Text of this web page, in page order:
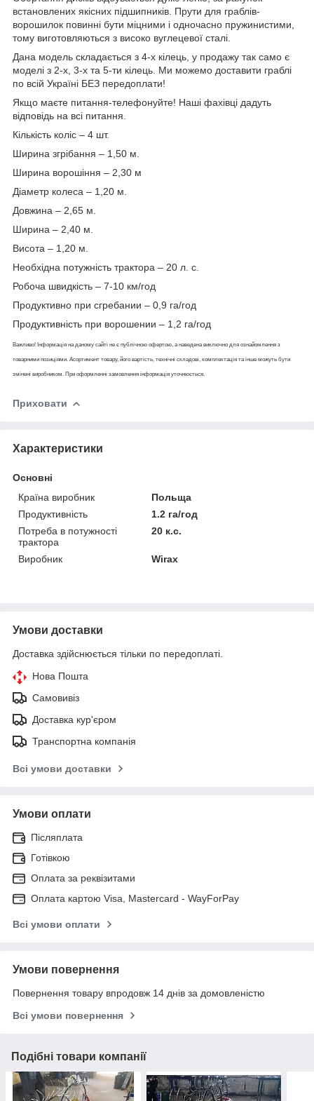
встановлених якісних підшипників. Прути для граблів-
ворошилок повинні бути міцними і одночасно пружинистими,
тому виготовляються з високо вуглецевої сталі.
Дана модель складається з 4-х кілець, у продажу так само є
моделі з 2-х, 3-х та 5-ти кілець. Ми можемо доставити граблі
по всій Україні БЕЗ передоплати!
Якщо маєте питання-телефонуйте! Наші фахівці дадуть
відповідь на всі питання.
Кількість коліс – 4 шт.
Ширина згрібання – 1,50 м.
Ширина ворошіння – 2,30 м
Діаметр колеса – 1,20 м.
Довжина – 2,65 м.
Ширина – 2,40 м.
Висота – 1,20 м.
Необхідна потужність трактора – 20 л. с.
Робоча швидкість – 7-10 км/год
Продуктивно при сгребании – 0,9 га/год
Продуктивність при ворошении – 1,2 га/год
Важливо! Інформація на даному сайті не є публічною офертою, а наведена виключно для ознайомлення з
товарними позиціями. Асортимент товару, його вартість, технічні складові, комплектація та інше можуть бути
змінені виробником. При оформленні замовлення інформація уточнюється.
Приховати
Характеристики
Основні
Країна виробник
Польща
Продуктивність
1.2 га/год
Потреба в потужності
трактора
20 к.с.
Виробник Wirax
Умови доставки
Доставка здійснюється тільки по передоплаті.
Нова Пошта
Самовивіз
Доставка кур'єром
Транспортна компанія
Всі умови доставки
Умови оплати
Післяплата
Готівкою
Оплата за реквізитами
Оплата картою Visa, Mastercard - WayForPay
Всі умови оплати
Умови повернення
Повернення товару впродовж 14 днів за домовленістю
Всі умови повернення
Подібні товари компанії